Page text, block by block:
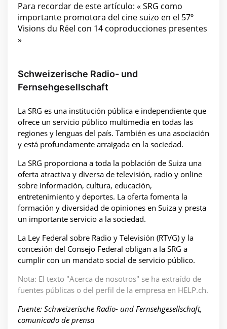
Para recordar de este artículo: « SRG como
importante promotora del cine suizo en el 57º
Visions du Réel con 14 coproducciones presentes
»
Schweizerische Radio- und
Fernsehgesellschaft
La SRG es una institución pública e independiente que
ofrece un servicio público multimedia en todas las
regiones y lenguas del país. También es una asociación
y está profundamente arraigada en la sociedad.
La SRG proporciona a toda la población de Suiza una
oferta atractiva y diversa de televisión, radio y online
sobre información, cultura, educación,
entretenimiento y deportes. La oferta fomenta la
formación y diversidad de opiniones en Suiza y presta
un importante servicio a la sociedad.
La Ley Federal sobre Radio y Televisión (RTVG) y la
concesión del Consejo Federal obligan a la SRG a
cumplir con un mandato social de servicio público.
Nota: El texto "Acerca de nosotros" se ha extraído de
fuentes públicas o del perfil de la empresa en HELP.ch.
Fuente: Schweizerische Radio- und Fernsehgesellschaft,
comunicado de prensa